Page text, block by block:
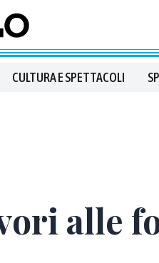
CULTURA E SPETTACOLI
alle